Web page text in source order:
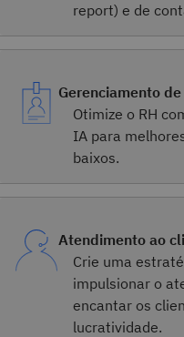
report) e de
Gerenciamento
Otimize o RH
IA para
baixos.
Atendimento ao
Crie uma
impulsionar o
encantar os
lucratividade.